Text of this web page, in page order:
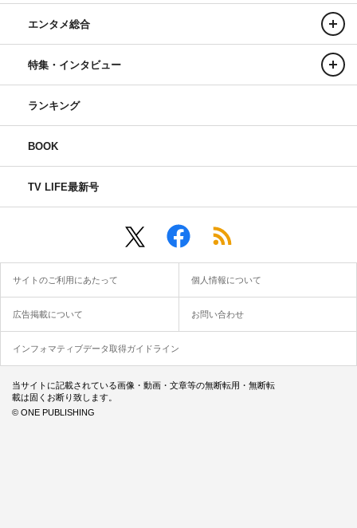
エンタメ総合
特集・インタビュー
ランキング
BOOK
TV LIFE最新号
サイトのご利用にあたって 個人情報について
広告掲載について お問い合わせ
インフォマティブデータ取得ガイドライン
当サイトに記載されている画像・動画・文章等の無断転用・無断転
載は固くお断り致します。
© ONE PUBLISHING